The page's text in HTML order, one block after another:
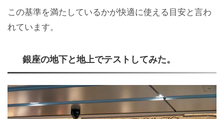
この基準を満たしているかが快適に使える目安と言わ
れています。
銀座の地下と地上でテストしてみた。